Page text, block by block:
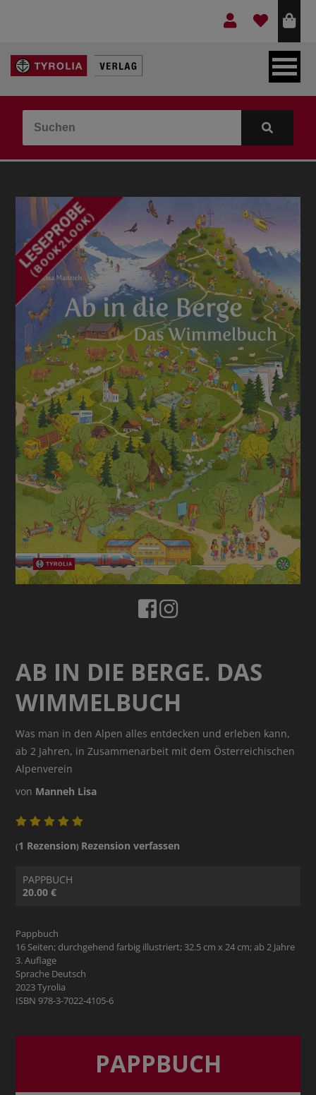
LEBEN & GLAUBE
KINDER- & JUGENDBUCH
VERLAG
IDEEN & BEGLEITMATERIAL
AB IN DIE BERGE. DAS
WIMMELBUCH
Was man in den Alpen alles entdecken und erleben kann,
ab 2 Jahren, in Zusammenarbeit mit dem Österreichischen
Alpenverein
von Manneh Lisa
(1 Rezension) Rezension verfassen
PAPPBUCH
20.00 €
Pappbuch
16 Seiten; durchgehend farbig illustriert; 32.5 cm x 24 cm; ab 2 Jahre
3. Auflage
Sprache Deutsch
2023 Tyrolia
ISBN 978-3-7022-4105-6
PAPPBUCH